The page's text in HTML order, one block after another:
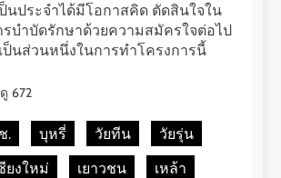
นประจำได้มีโอกาสคิด ตัดสินใจใน
รบำบัดรักษาด้วยความสมัครใจต่อไป
ป็นส่วนหนึ่งในการทำโครงการนี้
672
. บุหรี่ วัยทีน
วัยรุ่น
ยงใหม่ เยาวชน เหล้า